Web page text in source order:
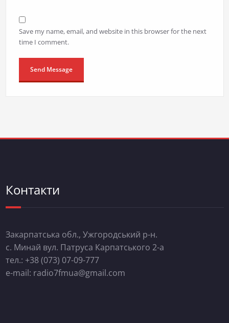
Save my name, email, and website in this browser for the next
time I comment.
Контакти
Закарпатська обл., Ужгородський р-н.
с. Минай вул. Патруса Карпатського 2-а
тел.: +38 (073) 07-09-777
e-mail: radio7fmua@gmail.com